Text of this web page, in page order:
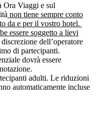
Ora Viaggi e sul
non tiene sempre conto
da e per il vostro hotel.
essere soggetto a lievi
dell’operatore
di partecipanti.
dovrà essere
adulti. Le riduzioni
automaticamente incluse